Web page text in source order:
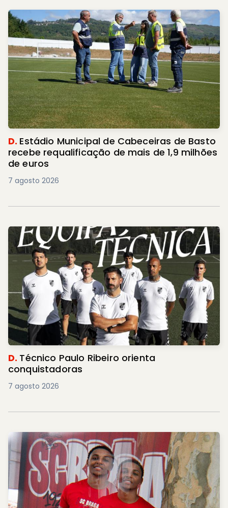
D. Estádio Municipal de Cabeceiras de Basto
recebe requalificação de mais de 1,9 milhões
de euros
7 agosto 2026
D. Técnico Paulo Ribeiro orienta
conquistadoras
7 agosto 2026